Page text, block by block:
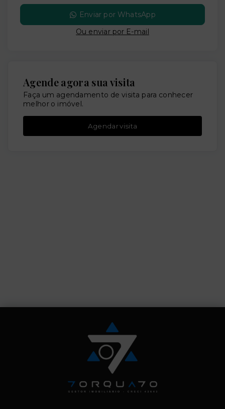
Enviar por WhatsApp
Ou enviar por E-mail
Agende agora sua visita
Faça um agendamento de visita para conhecer
melhor o imóvel.
Agendar visita